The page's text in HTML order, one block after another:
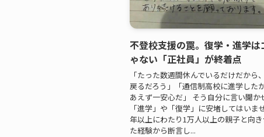
不登校支援の罠。復学・進学は
ゃない「正社員」が終着点
「たった数週間休んでいるだけだから
戻るだろう」「通信制高校に進学した
あえず一安心だ」 そう自分に言い聞か
「進学」や「復学」に安堵してはいま
年以上にわたり1万人以上の親子と向き
た経験から断言し...